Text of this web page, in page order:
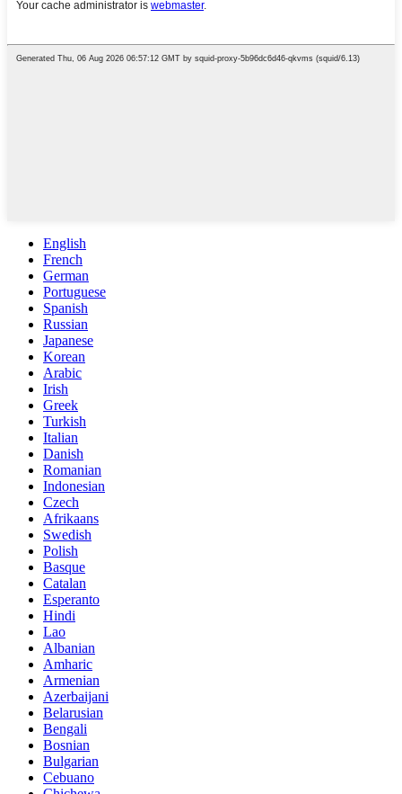
English
French
German
Portuguese
Spanish
Russian
Japanese
Korean
Arabic
Irish
Greek
Turkish
Italian
Danish
Romanian
Indonesian
Czech
Afrikaans
Swedish
Polish
Basque
Catalan
Esperanto
Hindi
Lao
Albanian
Amharic
Armenian
Azerbaijani
Belarusian
Bengali
Bosnian
Bulgarian
Cebuano